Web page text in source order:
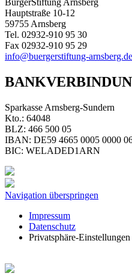
BürgerStiftung Arnsberg
Hauptstraße 10-12
59755 Arnsberg
Tel. 02932-910 95 30
Fax 02932-910 95 29
info@buergerstiftung-arnsberg.de
Sparkasse Arnsberg-Sundern
Kto.: 64048
BLZ: 466 500 05
IBAN: DE59 4665 0005 0000
BIC: WELADED1ARN
Navigation überspringen
Impressum
Datenschutz
Privatsphäre-Einstellungen